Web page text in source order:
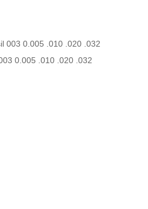
003 0.005 .010 .020 .032
0.005 .010 .020 .032